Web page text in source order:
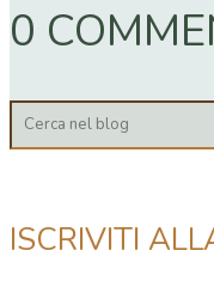
0
Cerca:
ISCRIVITI